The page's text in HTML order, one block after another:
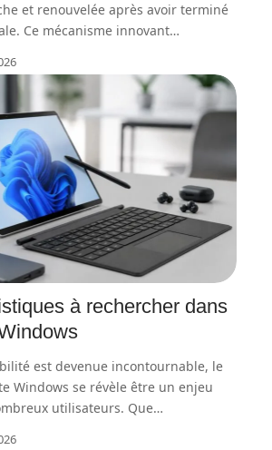
et renouvelée après avoir terminé
Ce mécanisme innovant…
à rechercher dans
est devenue incontournable, le
Windows se révèle être un enjeu
utilisateurs. Que…